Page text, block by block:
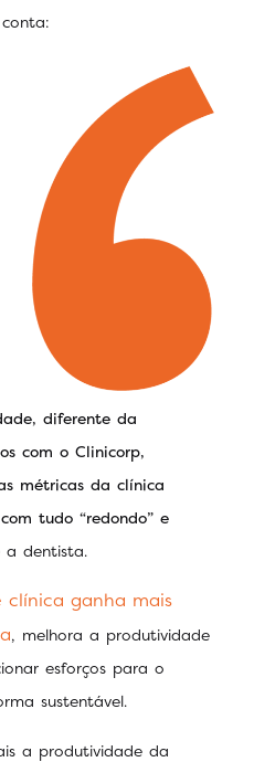
diferente da
com o Clinicorp,
métricas da clínica
tudo “redondo” e
a dentista.
clínica ganha mais
, melhora a produtividade
esforços para o
sustentável.
a produtividade da